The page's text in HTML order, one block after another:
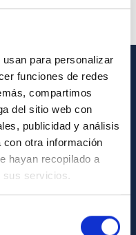
para personalizar
funciones de redes
compartimos
del sitio web con
publicidad y análisis
con otra información
hayan recopilado a
sus servicios.